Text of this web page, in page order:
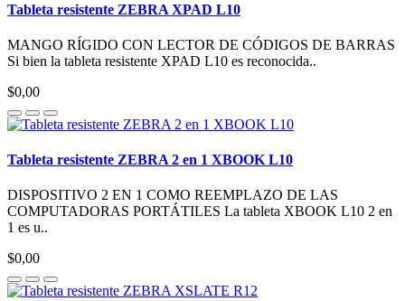
Tableta resistente ZEBRA XPAD L10
MANGO RÍGIDO CON LECTOR DE CÓDIGOS DE BARRAS
Si bien la tableta resistente XPAD L10 es reconocida..
$0,00
Tableta resistente ZEBRA 2 en 1 XBOOK L10
DISPOSITIVO 2 EN 1 COMO REEMPLAZO DE LAS
COMPUTADORAS PORTÁTILES La tableta XBOOK L10 2 en
1 es u..
$0,00